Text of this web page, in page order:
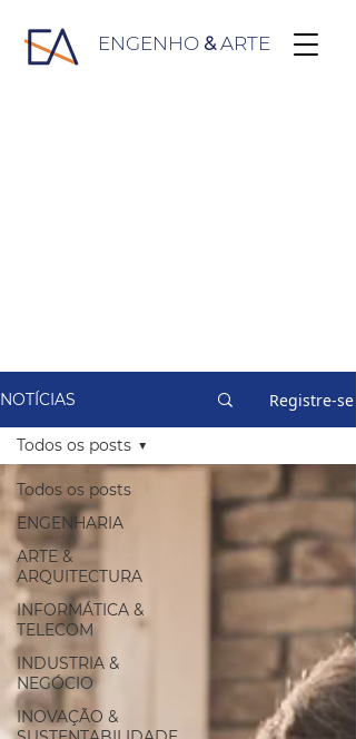
ENGENHO &ARTE
NOTÍCIAS Registre-se
Todos os posts
ENGENHARIA
ARTE &
ARQUITECTURA
INFORMÁTICA &
TELECOM
INDUSTRIA &
NEGÓCIO
INOVAÇÃO &
Todos os posts